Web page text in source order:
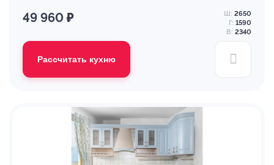
49 960 ₽ Ш: 2650
Г: 1590
В: 2340
Рассчитать кухню